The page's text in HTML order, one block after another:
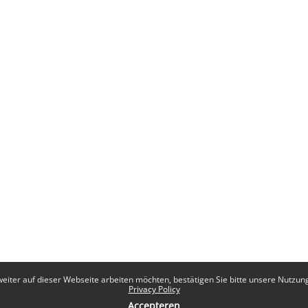
auf dieser Webseite arbeiten möchten, bestätigen Sie bitte unsere
Privacy Policy